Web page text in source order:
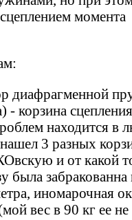
момента
диафрагменной
- корзина
находится в
3 разных
и от какой
была забракованна
иномарочная
вес в 90 кг ее не